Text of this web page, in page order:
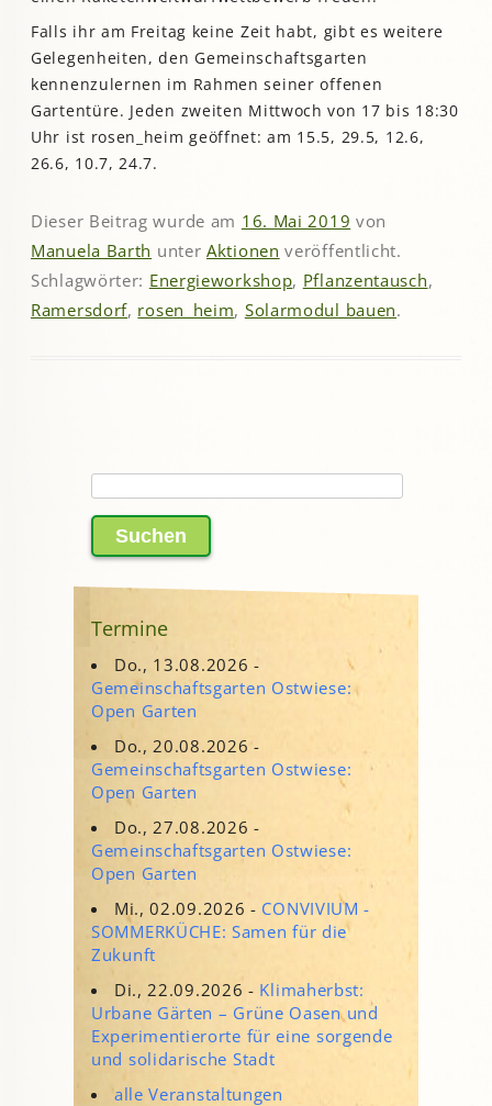
Falls ihr am Freitag keine Zeit habt, gibt es weitere
Gelegenheiten, den Gemeinschaftsgarten
kennenzulernen im Rahmen seiner offenen
Gartentüre. Jeden zweiten Mittwoch von 17 bis 18:30
Uhr ist rosen_heim geöffnet: am 15.5, 29.5, 12.6,
26.6, 10.7, 24.7.
Dieser Beitrag wurde am 16. Mai 2019 von
Manuela Barth unterAktionen veröffentlicht.
Schlagwörter: Energieworkshop, Pflanzentausch,
Ramersdorf, rosen_heim, Solarmodul bauen.
nach:
Termine
Do., 13.08.2026 -
Gemeinschaftsgarten Ostwiese:
Open Garten
Do., 20.08.2026 -
Gemeinschaftsgarten Ostwiese:
Open Garten
Do., 27.08.2026 -
Gemeinschaftsgarten Ostwiese:
Open Garten
Mi., 02.09.2026 - CONVIVIUM -
SOMMERKÜCHE: Samen für die
Zukunft
Di., 22.09.2026 - Klimaherbst:
Urbane Gärten – Grüne Oasen und
Experimentierorte für eine sorgende
und solidarische Stadt
alle Veranstaltungen